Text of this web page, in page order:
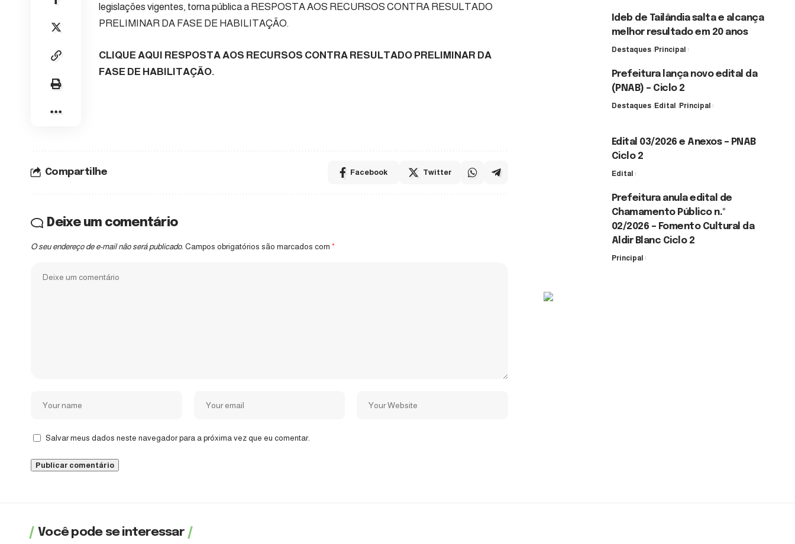
legislações vigentes, torna pública a RESPOSTA AOS RECURSOS CONTRA RESULTADO
PRELIMINAR DA FASE DE HABILITAÇÃO.
CLIQUE AQUI RESPOSTA AOS RECURSOS CONTRA RESULTADO PRELIMINAR DA
FASE DE HABILITAÇÃO.
Compartilhe Facebook Twitter
Deixe um comentário
O seu endereço de e-mail não será publicado. Campos obrigatórios são marcados com *
Salvar meus dados neste navegador para a próxima vez que eu comentar.
Ideb de Tailândia salta e alcança
melhor resultado em 20 anos
Destaques Principal
Prefeitura lança novo edital da
(PNAB) – Ciclo 2
Destaques Edital
Principal
Edital 03/2026 e Anexos – PNAB
Ciclo 2
Edital
Prefeitura anula edital de
Chamamento Público n.º
02/2026 – Fomento Cultural da
Aldir Blanc Ciclo 2
Principal
Você pode se interessar